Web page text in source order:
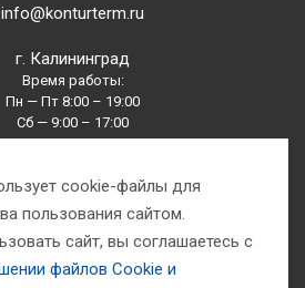
info@konturterm.ru
г. Калининград
Время работы:
Пн — Пт 8:00 – 19:00
Сб — 9:00 – 17:00
Вс —10:00 – 16:00
cookie-файлы для
пользования сайтом.
сайт, вы соглашаетесь с
файлов Сookie и